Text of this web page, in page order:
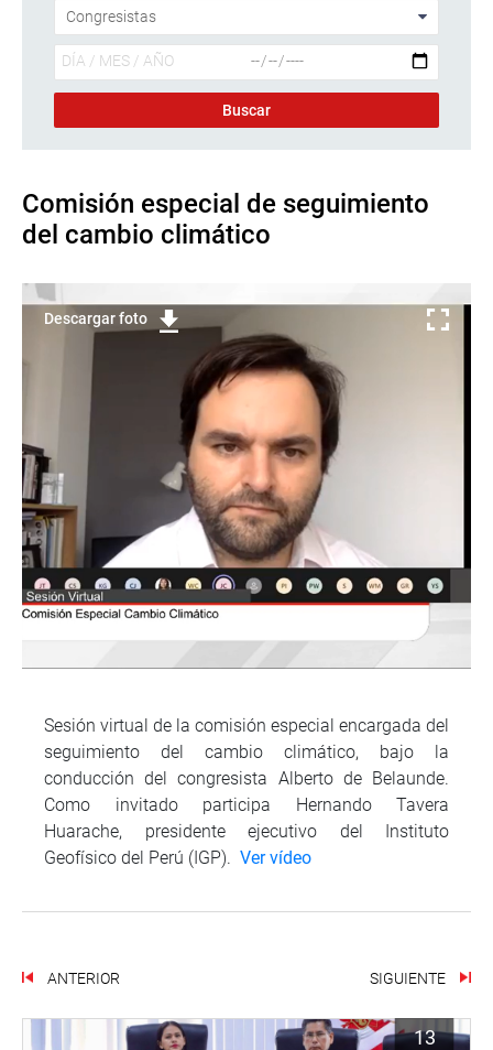
Comisión especial de seguimiento
del cambio climático
Descargar foto
Sesión virtual de la comisión especial encargada del
seguimiento del cambio climático, bajo la
conducción del congresista Alberto de Belaunde.
Como invitado participa Hernando Tavera
Huarache, presidente ejecutivo del Instituto
Geofísico del Perú (IGP). Ver vídeo
ANTERIOR SIGUIENTE
13